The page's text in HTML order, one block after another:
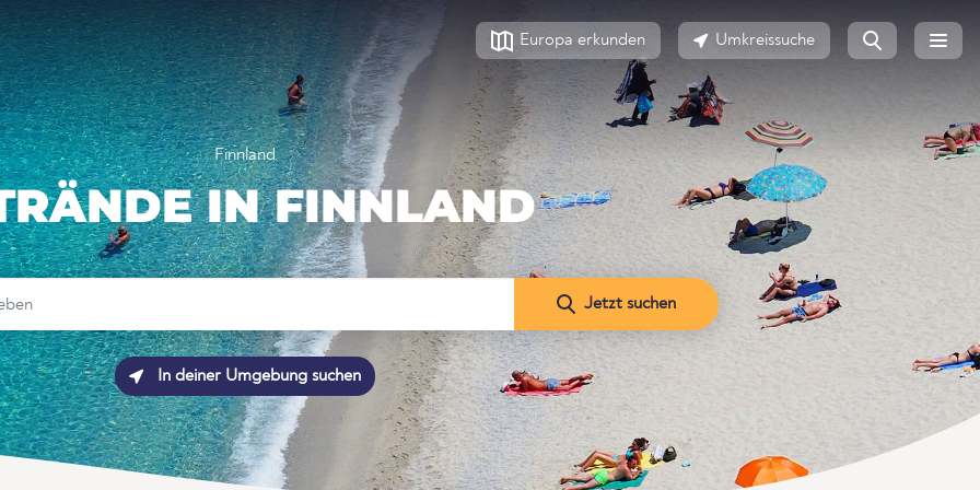
Europa erkunden Umkreissuche
Finnland
IN FINNLAND
Jetzt suchen
In deiner Umgebung suchen